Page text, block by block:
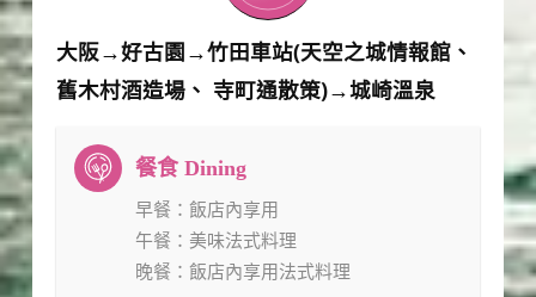
大阪→好古園→竹田車站(天空之城情報館、
舊木村酒造場、 寺町通散策)→城崎溫泉
早餐 ：飯店內享用
午餐 ：美味法式料理
晚餐 ：飯店內享用法式料理